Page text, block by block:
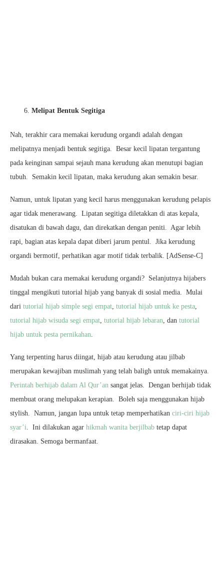
Melipat Bentuk Segitiga
Nah, terakhir cara memakai kerudung organdi adalah dengan
melipatnya menjadi bentuk segitiga. Besar kecil lipatan tergantung
pada keinginan sampai sejauh mana kerudung akan menutupi bagian
tubuh. Semakin kecil lipatan, maka kerudung akan semakin besar.
Namun, untuk lipatan yang kecil harus menggunakan kerudung pelapis
agar tidak menerawang. Lipatan segitiga diletakkan di atas kepala,
disatukan di bawah dagu, dan direkatkan dengan peniti. Agar lebih
rapi, bagian atas kepala dapat diberi jarum pentul. Jika kerudung
organdi bermotif, perhatikan agar motif tidak terbalik. [AdSense-C]
Mudah bukan cara memakai kerudung organdi? Selanjutnya hijabers
tinggal mengikuti tutorial hijab yang banyak di sosial media. Mulai
dari tutorial hijab simple segi empat, tutorial hijab untuk ke pesta,
tutorial hijab wisuda segi empat, tutorial hijab lebaran, dan tutorial
hijab untuk pesta pernikahan.
Yang terpenting harus diingat, hijab atau kerudung atau jilbab
merupakan kewajiban muslimah yang telah baligh untuk memakainya.
Perintah berhijab dalam Al Qur’an sangat jelas. Dengan berhijab tidak
membuat orang melupakan kerapian. Boleh saja menggunakan hijab
stylish. Namun, jangan lupa untuk tetap memperhatikan ciri-ciri hijab
syar’i. Ini dilakukan agar hikmah wanita berjilbab tetap dapat
dirasakan. Semoga bermanfaat.